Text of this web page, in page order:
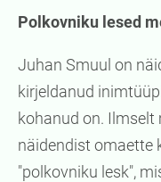
Polkovniku lesed
Juhan Smuul on
kirjeldanud
kohanud on.
näidendist omaette
"polkovniku lesk",